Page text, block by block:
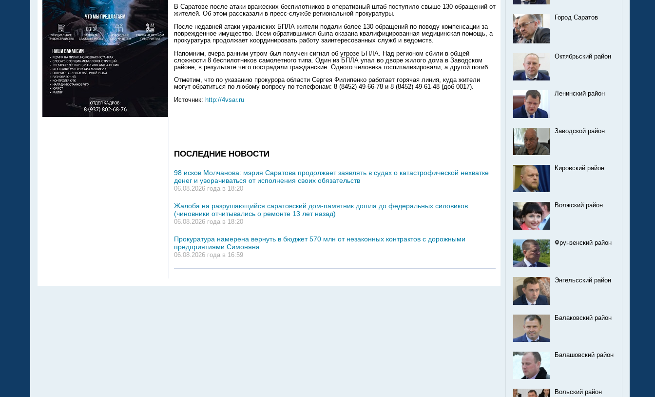
В Саратове после атаки вражеских беспилотников в оперативный штаб поступило свыше 130 обращений от
жителей. Об этом рассказали в пресс-службе региональной прокуратуры.
После недавней атаки украинских БПЛА жители подали более 130 обращений по поводу компенсации за
поврежденное имущество. Всем обратившимся была оказана квалифицированная медицинская помощь, а
прокуратура продолжает координировать работу заинтересованных служб и ведомств.
Напомним, вчера ранним утром был получен сигнал об угрозе БПЛА. Над регионом сбили в общей
сложности 8 беспилотников самолетного типа. Один из БПЛА упал во дворе жилого дома в Заводском
районе, в результате чего пострадали гражданские. Одного человека госпитализировали, а другой погиб.
Отметим, что по указанию прокурора области Сергея Филипенко работает горячая линия, куда жители
могут обратиться по любому вопросу по телефонам: 8 (8452) 49-66-78 и 8 (8452) 49-61-48 (доб 0017).
Источник: http://4vsar.ru
ПОСЛЕДНИЕ НОВОСТИ
98 исков Молчанова: мэрия Саратова продолжает заявлять в судах о катастрофической нехватке
денег и уворачиваться от исполнения своих обязательств
06.08.2026 года в 18:20
Жалоба на разрушающийся саратовский дом-памятник дошла до федеральных силовиков
(чиновники отчитывались о ремонте 13 лет назад)
06.08.2026 года в 18:20
Прокуратура намерена вернуть в бюджет 570 млн от незаконных контрактов с дорожными
предприятиями Симоняна
06.08.2026 года в 16:59
Город Саратов
Октябрьский район
Ленинский район
Заводской район
Кировский район
Волжский район
Фрунзенский район
Энгельсский район
Балаковский район
Балашовский район
Вольский район